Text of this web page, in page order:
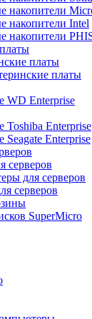
накопители
накопители Intel
накопители
платы
платы
WD Enterprise
Toshiba Enterprise
Enterprise
серверов
для серверов
серверов
SuperMicro